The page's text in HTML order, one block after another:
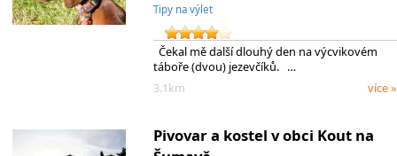
Tipy na výlet
Čekal mě další dlouhý den na výcvikovém
táboře (dvou) jezevčíků. …
3.1km
více »
Pivovar a kostel v obci Kout na